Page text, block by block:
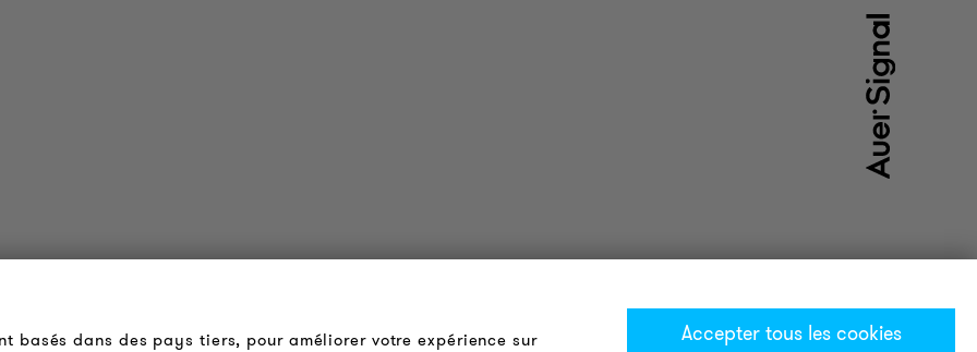
Vente
basés dans des pays tiers, pour améliorer votre expérience sur Accepter tous les cookies